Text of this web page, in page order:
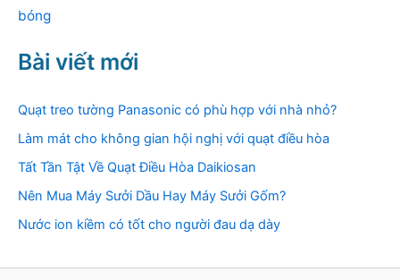
bóng
Bài viết mới
Quạt treo tường Panasonic có phù hợp với nhà nhỏ?
Làm mát cho không gian hội nghị với quạt điều hòa
Tất Tần Tật Về Quạt Điều Hòa Daikiosan
Nên Mua Máy Sưởi Dầu Hay Máy Sưởi Gốm?
Nước ion kiềm có tốt cho người đau dạ dày